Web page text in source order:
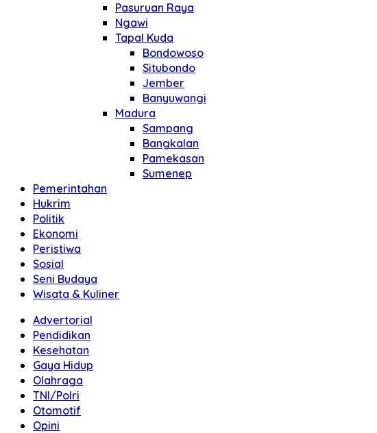
Pasuruan Raya
Ngawi
Tapal Kuda
Bondowoso
Situbondo
Jember
Banyuwangi
Madura
Sampang
Bangkalan
Pamekasan
Sumenep
Pemerintahan
Hukrim
Politik
Ekonomi
Peristiwa
Sosial
Seni Budaya
Wisata & Kuliner
Advertorial
Pendidikan
Kesehatan
Gaya Hidup
Olahraga
TNI/Polri
Otomotif
Opini